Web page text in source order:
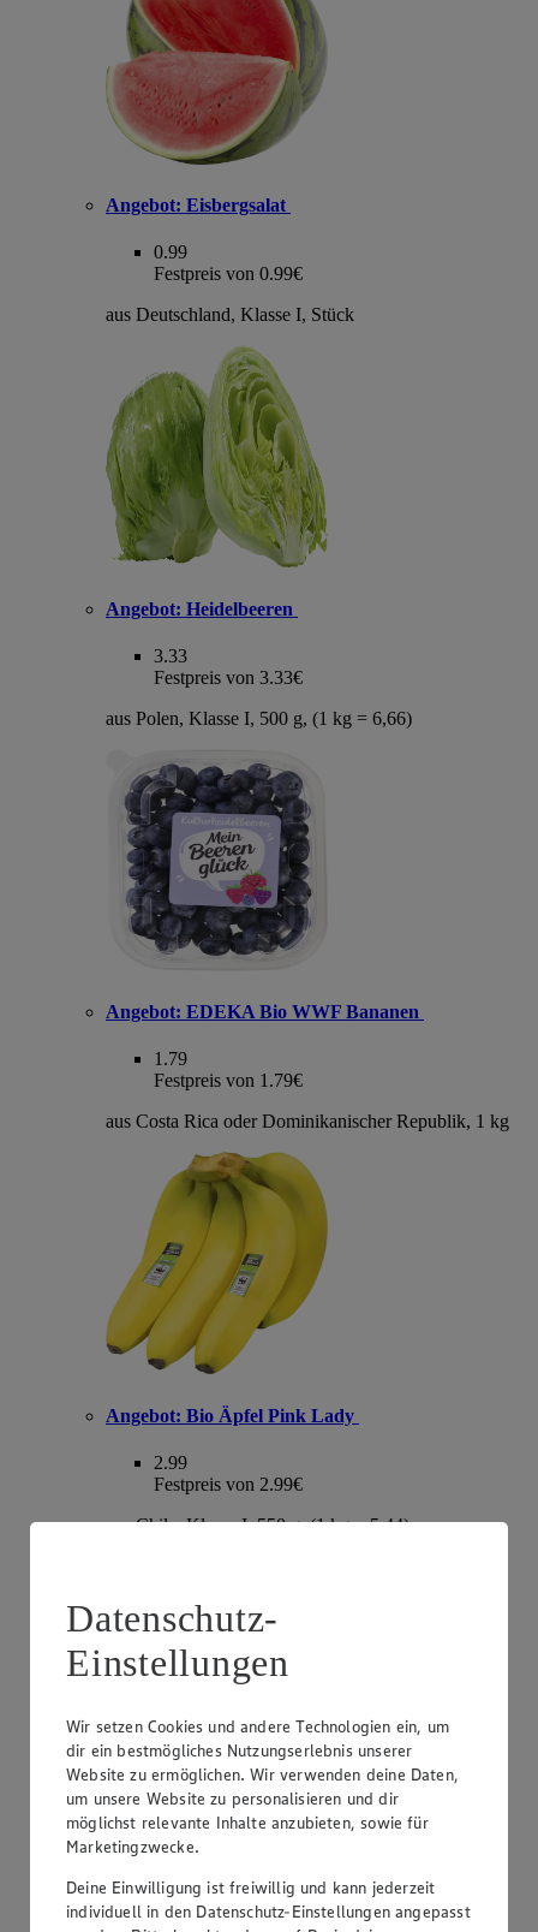
Angebot: Eisbergsalat
0.99
Festpreis von 0.99€
aus Deutschland, Klasse I, Stück
Angebot: Heidelbeeren
3.33
Festpreis von 3.33€
aus Polen, Klasse I, 500 g, (1 kg = 6,66)
Angebot: EDEKA Bio WWF Bananen
1.79
Festpreis von 1.79€
aus Costa Rica oder Dominikanischer Republik, 1 kg
Angebot: Bio Äpfel Pink Lady
2.99
Festpreis von 2.99€
aus Chile, Klasse I, 550 g, (1 kg = 5,44)
Angebot:Trauben hell oder rot
Festpreis von 3.99€
Datenschutz-
Einstellungen
Wir setzen Cookies und andere Technologien ein, um
dir ein bestmögliches Nutzungserlebnis unserer
Website zu ermöglichen. Wir verwenden deine Daten,
um unsere Website zu personalisieren und dir
möglichst relevante Inhalte anzubieten, sowie für
Marketingzwecke.
Deine Einwilligung ist freiwillig und kann jederzeit
individuell in den Datenschutz-Einstellungen angepasst